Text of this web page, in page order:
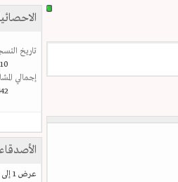
تاريخ
إجمالي
الأصدقاء
عرض 1 إلى 1 من الأصدقاء